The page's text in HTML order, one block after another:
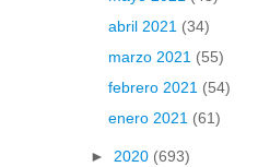
abril 2021 (34)
marzo 2021 (55)
febrero 2021 (54)
enero 2021 (61)
► 2020 (693)